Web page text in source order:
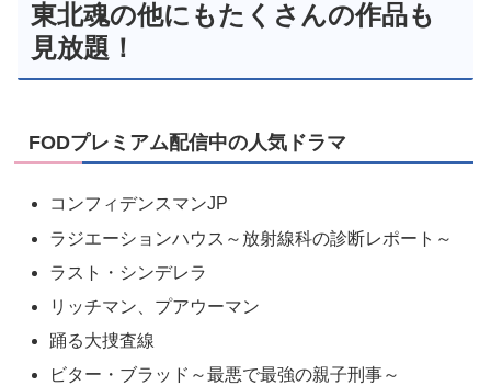
東北魂の他にもたくさんの作品も
見放題！
FODプレミアム配信中の人気ドラマ
コンフィデンスマンJP
ラジエーションハウス～放射線科の診断レポート～
ラスト・シンデレラ
リッチマン、プアウーマン
踊る大捜査線
ビター・ブラッド～最悪で最強の親子刑事～